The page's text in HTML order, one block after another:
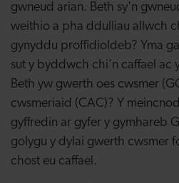
gwneud arian. Beth sy'n
weithio a pha ddulliau allwch
gynyddu proffidioldeb? Yma
sut y byddwch chi'n caffael ac
Beth yw gwerth oes cwsmer
cwsmeriaid (CAC)? Y
gyffredin ar gyfer y gymhareb
golygu y dylai gwerth cwsmer
chost eu caffael.